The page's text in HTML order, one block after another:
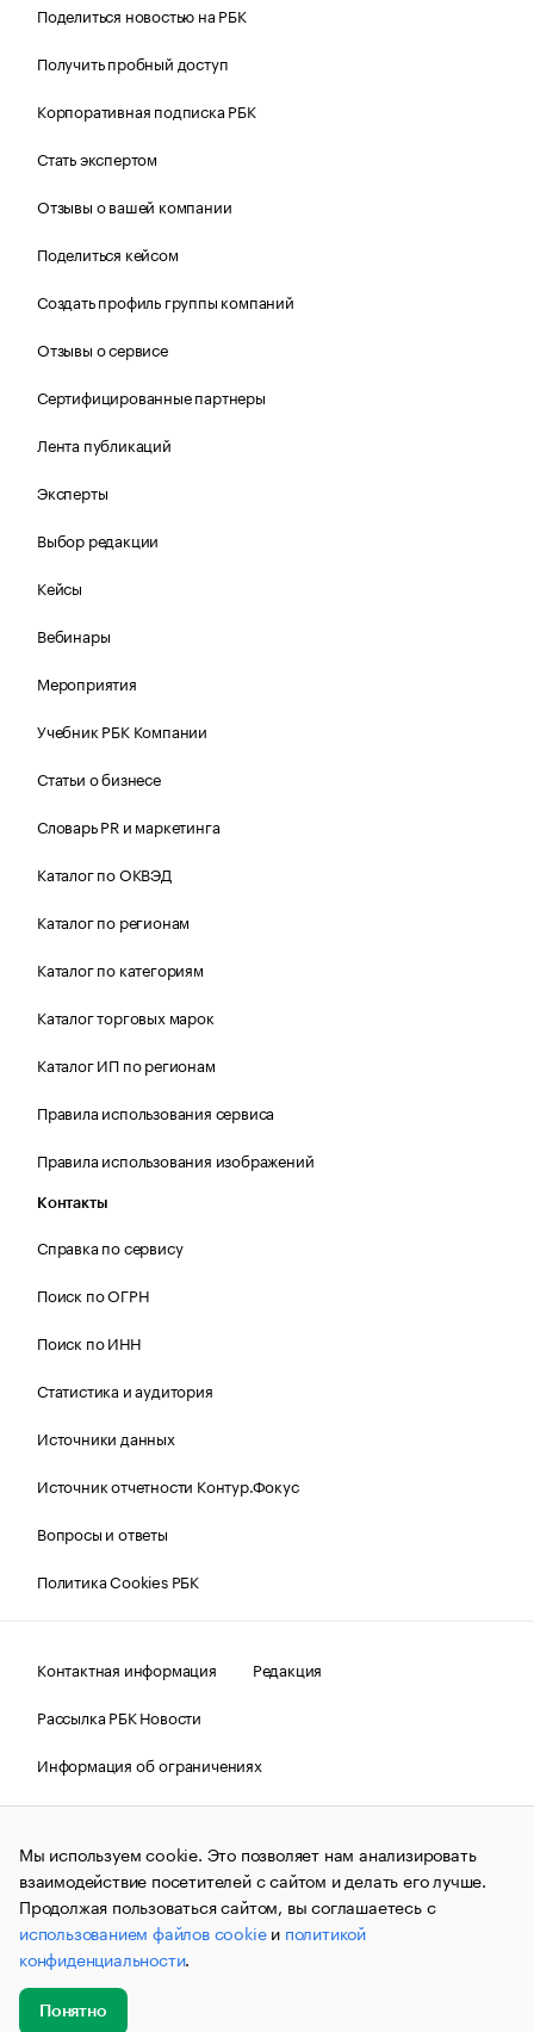
Поделиться новостью на РБК
Получить пробный доступ
Корпоративная подписка РБК
Стать экспертом
Отзывы о вашей компании
Поделиться кейсом
Создать профиль группы компаний
Отзывы о сервисе
Сертифицированные партнеры
Лента публикаций
Эксперты
Выбор редакции
Кейсы
Вебинары
Мероприятия
Учебник РБК Компании
Статьи о бизнесе
Словарь PR и маркетинга
Каталог по ОКВЭД
Каталог по регионам
Каталог по категориям
Каталог торговых марок
Каталог ИП по регионам
Правила использования сервиса
Правила использования изображений
Контакты
Справка по сервису
Поиск по ОГРН
Поиск по ИНН
Статистика и аудитория
Источники данных
Источник отчетности Контур.Фокус
Вопросы и ответы
Политика Cookies РБК
Контактная информация
Редакция
Рассылка РБК Новости
Информация об ограничениях
Правовая информация
О соблюдении авторских прав
© АО «РОСБИЗНЕСКОНСАЛТИНГ»,1995–2026.Сообщения
и материалы информационного агентства «РБК»
(зарегистрировано Федеральной службой по надзору в сфере
связи, информационных технологий и массовых
коммуникаций (Роскомнадзор) 09.12.2015 за номером ИА
№ФС77-63848) сопровождаются пометкой «РБК». Отдельные
публикации могут содержать информацию,
не предназначенную для пользователей
до 18 лет.
Мы используем cookie. Это позволяет нам анализировать
взаимодействие посетителей с сайтом и делать его лучше.
Продолжая пользоваться сайтом, вы соглашаетесь с
использованием файлов cookieи политикой
конфиденциальности.
Понятно